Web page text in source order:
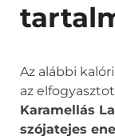
Az alábbi
az
Karamellás
szójatejes